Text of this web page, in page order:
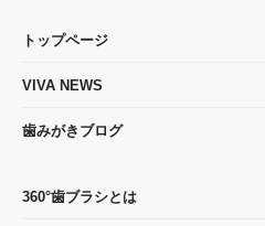
トップページ
VIVA NEWS
歯みがきブログ
360°歯ブラシとは